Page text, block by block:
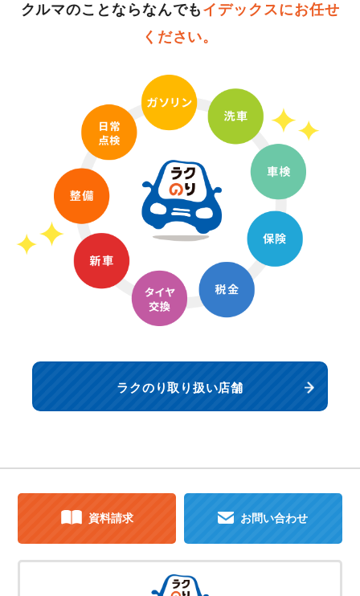
クルマのことならなんでも イデックスにお任せ
ください。
ラクのり取り扱い店舗
資料請求 お問い合わせ